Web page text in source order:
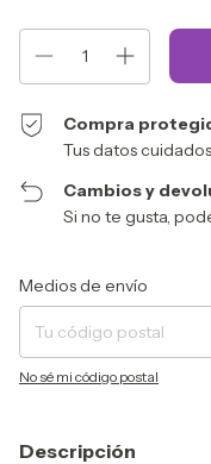
Compra
Tus datos
Cambios y
Si no te gusta,
Entregas para el CP:
Medios de envío
No sé mi código postal
Descripción